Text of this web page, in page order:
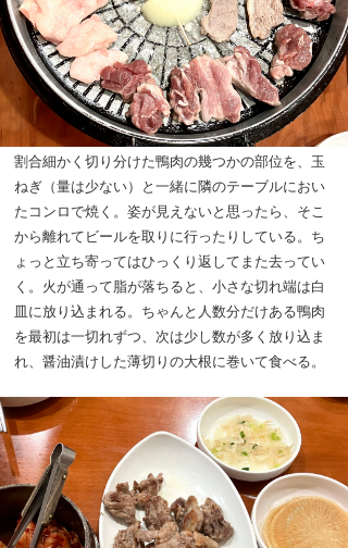
割合細かく切り分けた鴨肉の幾つかの部位を、玉
ねぎ（量は少ない）と一緒に隣のテーブルにおい
たコンロで焼く。姿が見えないと思ったら、そこ
から離れてビールを取りに行ったりしている。ち
ょっと立ち寄ってはひっくり返してまた去ってい
く。火が通って脂が落ちると、小さな切れ端は白
皿に放り込まれる。ちゃんと人数分だけある鴨肉
を最初は一切れずつ、次は少し数が多く放り込ま
れ、醤油漬けした薄切りの大根に巻いて食べる。